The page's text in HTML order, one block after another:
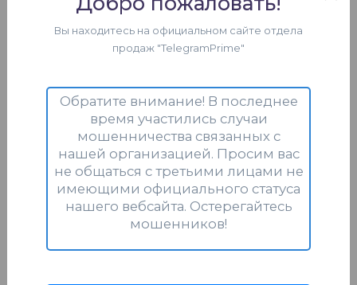
избежать
типовых
ошибок.
вашей
задачи;
ответы
на
технические
вопросы;
рекомендации
настройке
Вы находитесь на официальном сайте отдела
продаж "TelegramPrime"
Обратите внимание! В последнее
время участились случаи
мошенничества связанных с
нашей организацией. Просим вас
не общаться с третьими лицами не
имеющими официального статуса
нашего вебсайта. Остерегайтесь
мошенников!